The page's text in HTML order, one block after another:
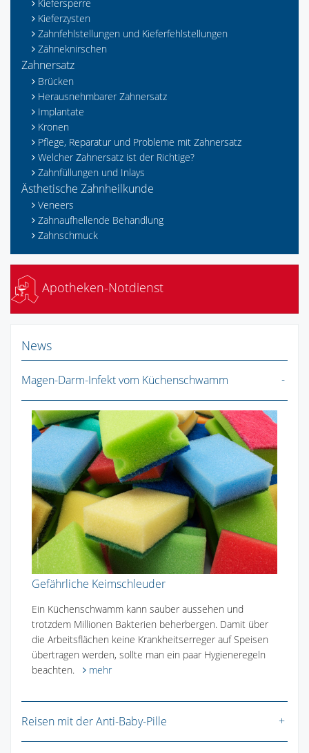
Kiefersperre
Kieferzysten
Zahnfehlstellungen und Kieferfehlstellungen
Zähneknirschen
Zahnersatz
Brücken
Herausnehmbarer Zahnersatz
Implantate
Kronen
Pflege, Reparatur und Probleme mit Zahnersatz
Welcher Zahnersatz ist der Richtige?
Zahnfüllungen und Inlays
Ästhetische Zahnheilkunde
Veneers
Zahnaufhellende Behandlung
Zahnschmuck
Apotheken-Notdienst
News
Magen-Darm-Infekt vom Küchenschwamm
Gefährliche Keimschleuder
Ein Küchenschwamm kann sauber aussehen und
trotzdem Millionen Bakterien beherbergen. Damit über
die Arbeitsflächen keine Krankheitserreger auf Speisen
übertragen werden, sollte man ein paar Hygieneregeln
beachten.
mehr
Reisen mit der Anti-Baby-Pille